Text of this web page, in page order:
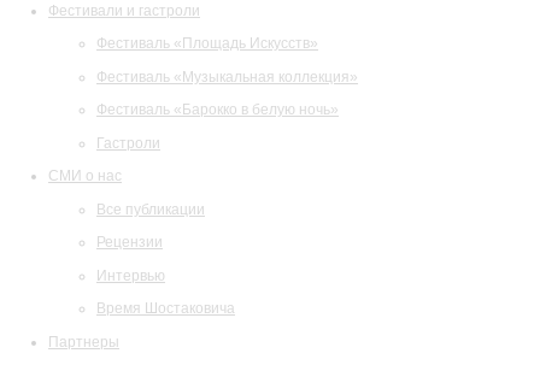
Фестивали и гастроли
Фестиваль «Площадь Искусств»
Фестиваль «Музыкальная коллекция»
Фестиваль «Барокко в белую ночь»
Гастроли
СМИ о нас
Все публикации
Рецензии
Интервью
Время Шостаковича
Партнеры